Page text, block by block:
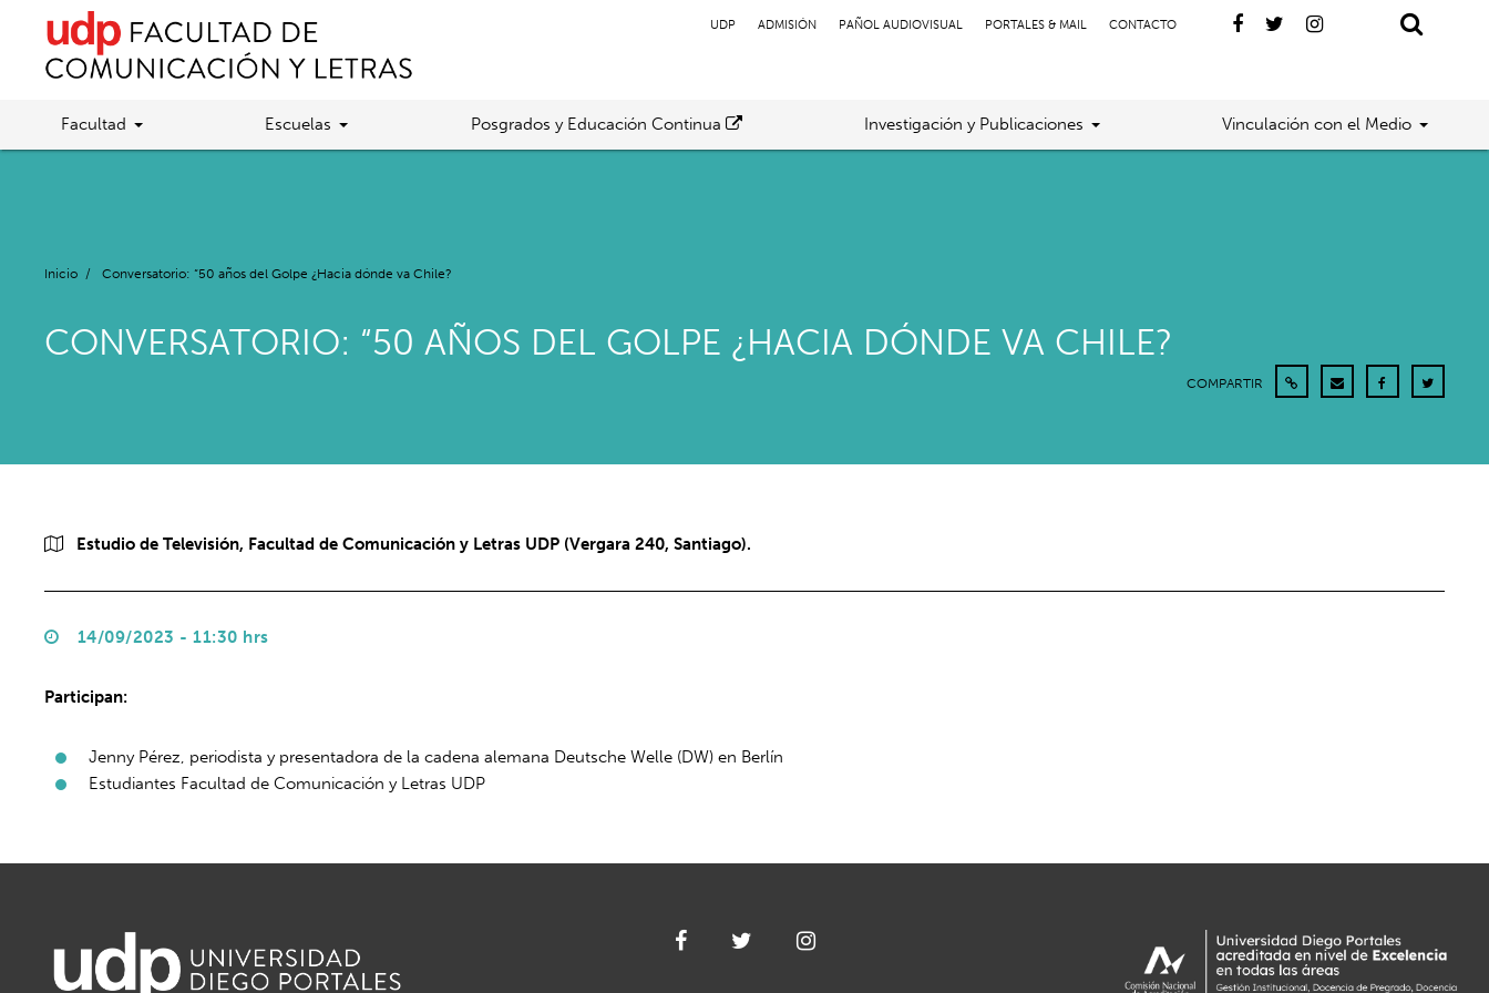
UDP ADMISIÓN PAÑOL AUDIOVISUAL PORTALES & MAIL CONTACTO
Facultad Escuelas Posgrados y Educación Continua Investigación y Publicaciones Vinculación con el Medio
Inicio / Conversatorio: “50 años del Golpe ¿Hacia dónde va Chile?
CONVERSATORIO: “50 AÑOS DEL GOLPE ¿HACIA DÓNDE VA CHILE?
COMPARTIR
Estudio de Televisión, Facultad de Comunicación y Letras UDP (Vergara 240, Santiago).
14/09/2023 - 11:30 hrs
Participan:
Jenny Pérez, periodista y presentadora de la cadena alemana Deutsche Welle (DW) en Berlín
Estudiantes Facultad de Comunicación y Letras UDP